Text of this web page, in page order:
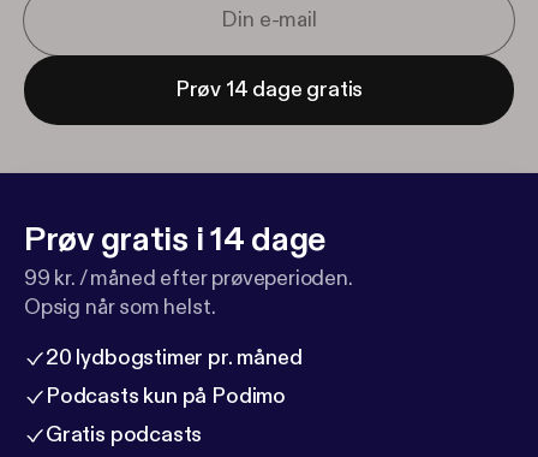
Prøv 14 dage gratis
Prøv gratis i 14 dage
99 kr. / måned efter prøveperioden.
Opsig når som helst.
20 lydbogstimer pr. måned
Podcasts kun på Podimo
Gratis podcasts